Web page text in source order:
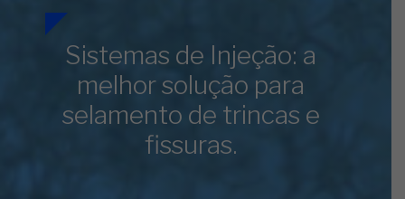
Sistemas de Injeção: a
melhor solução para
selamento de trincas e
fissuras.